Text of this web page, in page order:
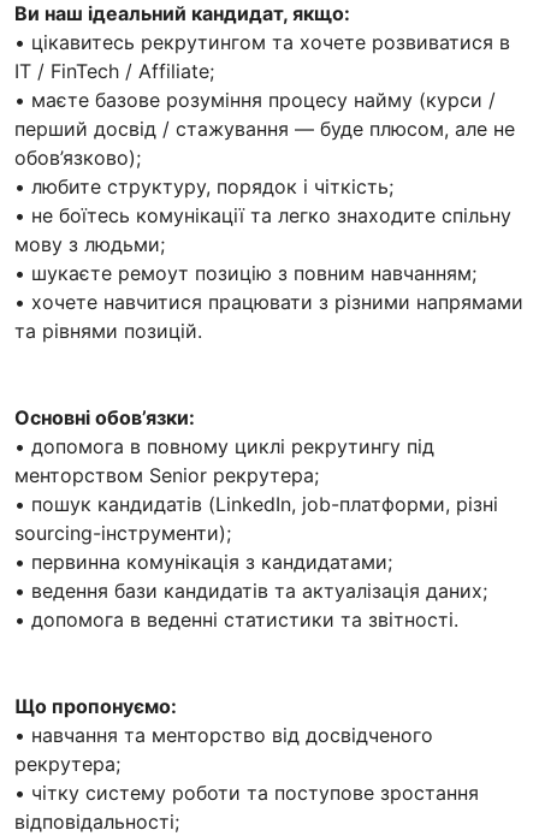
Ви наш ідеальний кандидат, якщо:
• цікавитесь рекрутингом та хочете розвиватися в
IT / FinTech / Affiliate;
• маєте базове розуміння процесу найму (курси /
перший досвід / стажування — буде плюсом, але не
обов’язково);
• любите структуру, порядок і чіткість;
• не боїтесь комунікації та легко знаходите спільну
мову з людьми;
• шукаєте ремоут позицію з повним навчанням;
• хочете навчитися працювати з різними напрямами
та рівнями позицій.
Основні обов’язки:
• допомога в повному циклі рекрутингу під
менторством Senior рекрутера;
• пошук кандидатів (LinkedIn, job-платформи, різні
sourcing-інструменти);
• первинна комунікація з кандидатами;
• ведення бази кандидатів та актуалізація даних;
• допомога в веденні статистики та звітності.
Що пропонуємо:
• навчання та менторство від досвідченого
рекрутера;
• чітку систему роботи та поступове зростання
відповідальності;